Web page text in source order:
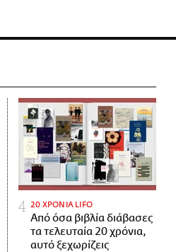
20 ΧΡΟΝΙΑ LIFO
Από όσα βιβλία διάβασες
τα τελευταία 20 χρόνια,
αυτό ξεχωρίζεις